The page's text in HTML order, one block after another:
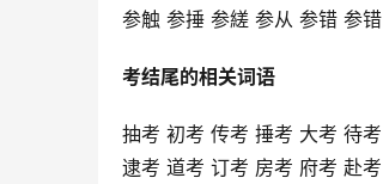
参触 参捶 参縒 参从 参错 参错
考结尾的相关词语
抽考 初考 传考 捶考 大考 待考
逮考 道考 订考 房考 府考 赴考